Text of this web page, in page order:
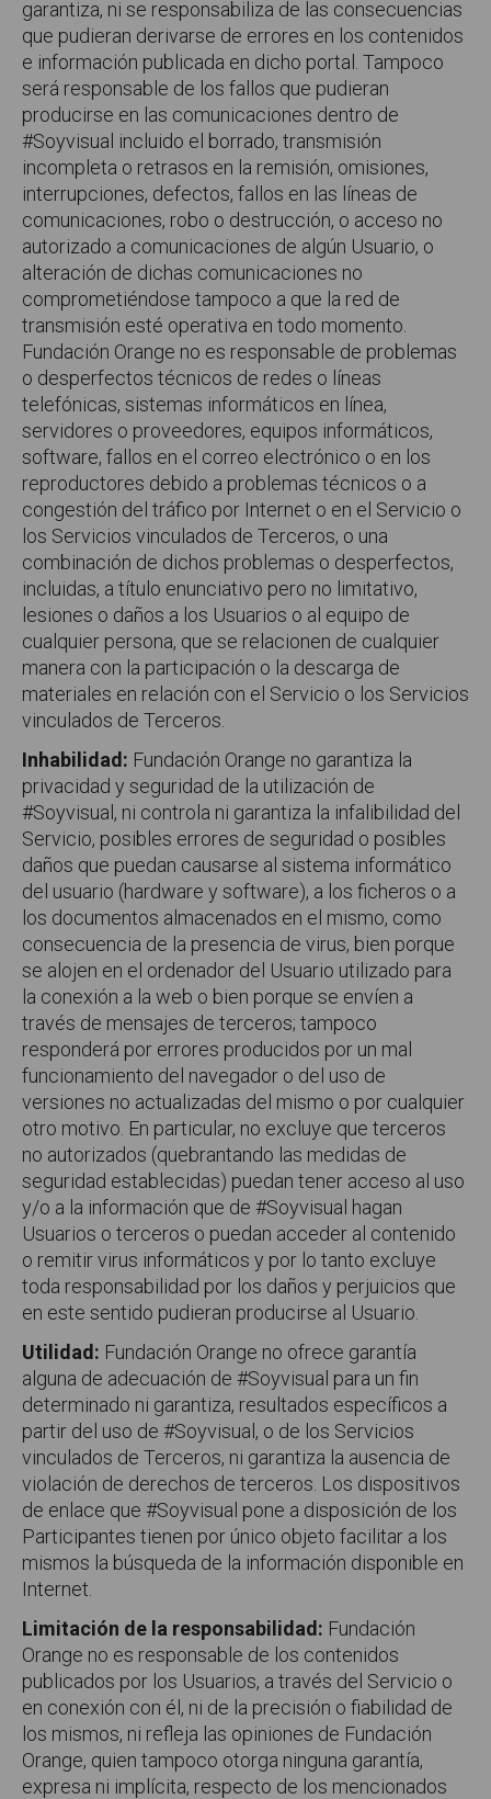
garantiza, ni se responsabiliza de las consecuencias
que pudieran derivarse de errores en los contenidos
e información publicada en dicho portal. Tampoco
será responsable de los fallos que pudieran
producirse en las comunicaciones dentro de
#Soyvisual incluido el borrado, transmisión
incompleta o retrasos en la remisión, omisiones,
interrupciones, defectos, fallos en las líneas de
comunicaciones, robo o destrucción, o acceso no
autorizado a comunicaciones de algún Usuario, o
alteración de dichas comunicaciones no
comprometiéndose tampoco a que la red de
transmisión esté operativa en todo momento.
Fundación Orange no es responsable de problemas
o desperfectos técnicos de redes o líneas
telefónicas, sistemas informáticos en línea,
servidores o proveedores, equipos informáticos,
software, fallos en el correo electrónico o en los
reproductores debido a problemas técnicos o a
congestión del tráfico por Internet o en el Servicio o
los Servicios vinculados de Terceros, o una
combinación de dichos problemas o desperfectos,
incluidas, a título enunciativo pero no limitativo,
lesiones o daños a los Usuarios o al equipo de
cualquier persona, que se relacionen de cualquier
manera con la participación o la descarga de
materiales en relación con el Servicio o los Servicios
vinculados de Terceros.
Inhabilidad: Fundación Orange no garantiza la
privacidad y seguridad de la utilización de
#Soyvisual, ni controla ni garantiza la infalibilidad del
Servicio, posibles errores de seguridad o posibles
daños que puedan causarse al sistema informático
del usuario (hardware y software), a los ficheros o a
los documentos almacenados en el mismo, como
consecuencia de la presencia de virus, bien porque
se alojen en el ordenador del Usuario utilizado para
la conexión a la web o bien porque se envíen a
través de mensajes de terceros; tampoco
responderá por errores producidos por un mal
funcionamiento del navegador o del uso de
versiones no actualizadas del mismo o por cualquier
otro motivo. En particular, no excluye que terceros
no autorizados (quebrantando las medidas de
seguridad establecidas) puedan tener acceso al uso
y/o a la información que de #Soyvisual hagan
Usuarios o terceros o puedan acceder al contenido
o remitir virus informáticos y por lo tanto excluye
toda responsabilidad por los daños y perjuicios que
en este sentido pudieran producirse al Usuario.
Utilidad: Fundación Orange no ofrece garantía
alguna de adecuación de #Soyvisual para un fin
determinado ni garantiza, resultados específicos a
partir del uso de #Soyvisual, o de los Servicios
vinculados de Terceros, ni garantiza la ausencia de
violación de derechos de terceros. Los dispositivos
de enlace que #Soyvisual pone a disposición de los
Participantes tienen por único objeto facilitar a los
mismos la búsqueda de la información disponible en
Internet.
Limitación de la responsabilidad: Fundación
Orange no es responsable de los contenidos
publicados por los Usuarios, a través del Servicio o
en conexión con él, ni de la precisión o fiabilidad de
los mismos, ni refleja las opiniones de Fundación
Orange, quien tampoco otorga ninguna garantía,
expresa ni implícita, respecto de los mencionados